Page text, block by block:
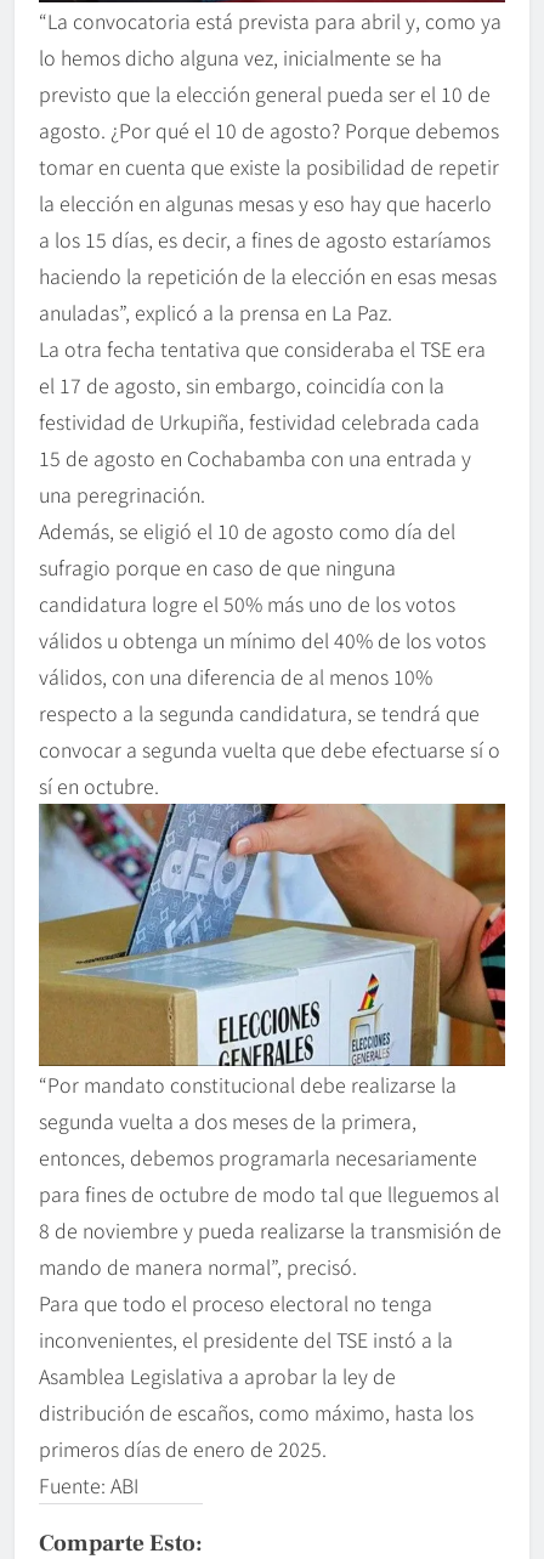
“La convocatoria está prevista para abril y, como ya
lo hemos dicho alguna vez, inicialmente se ha
previsto que la elección general pueda ser el 10 de
agosto. ¿Por qué el 10 de agosto? Porque debemos
tomar en cuenta que existe la posibilidad de repetir
la elección en algunas mesas y eso hay que hacerlo
a los 15 días, es decir, a fines de agosto estaríamos
haciendo la repetición de la elección en esas mesas
anuladas”, explicó a la prensa en La Paz.
La otra fecha tentativa que consideraba el TSE era
el 17 de agosto, sin embargo, coincidía con la
festividad de Urkupiña, festividad celebrada cada
15 de agosto en Cochabamba con una entrada y
una peregrinación.
Además, se eligió el 10 de agosto como día del
sufragio porque en caso de que ninguna
candidatura logre el 50% más uno de los votos
válidos u obtenga un mínimo del 40% de los votos
válidos, con una diferencia de al menos 10%
respecto a la segunda candidatura, se tendrá que
convocar a segunda vuelta que debe efectuarse sí o
sí en octubre.
“Por mandato constitucional debe realizarse la
segunda vuelta a dos meses de la primera,
entonces, debemos programarla necesariamente
para fines de octubre de modo tal que lleguemos al
8 de noviembre y pueda realizarse la transmisión de
mando de manera normal”, precisó.
Para que todo el proceso electoral no tenga
inconvenientes, el presidente del TSE instó a la
Asamblea Legislativa a aprobar la ley de
distribución de escaños, como máximo, hasta los
primeros días de enero de 2025.
Fuente: ABI
Comparte Esto: